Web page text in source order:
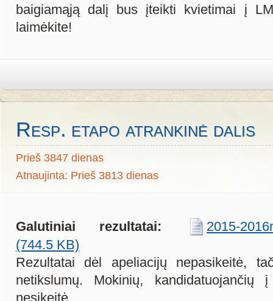
baigiamąją dalį bus įteikti kvietimai į
laimėkite!
Resp. etapo atrankinė dalis
Prieš 3847 dienas
Atnaujinta: Prieš 3813 dienas
Galutiniai rezultatai:
2015-
(744.5 KB)
Rezultatai dėl apeliacijų nepasikeitė,
netikslumų. Mokinių, kandidatuojančių
nesikeitė.